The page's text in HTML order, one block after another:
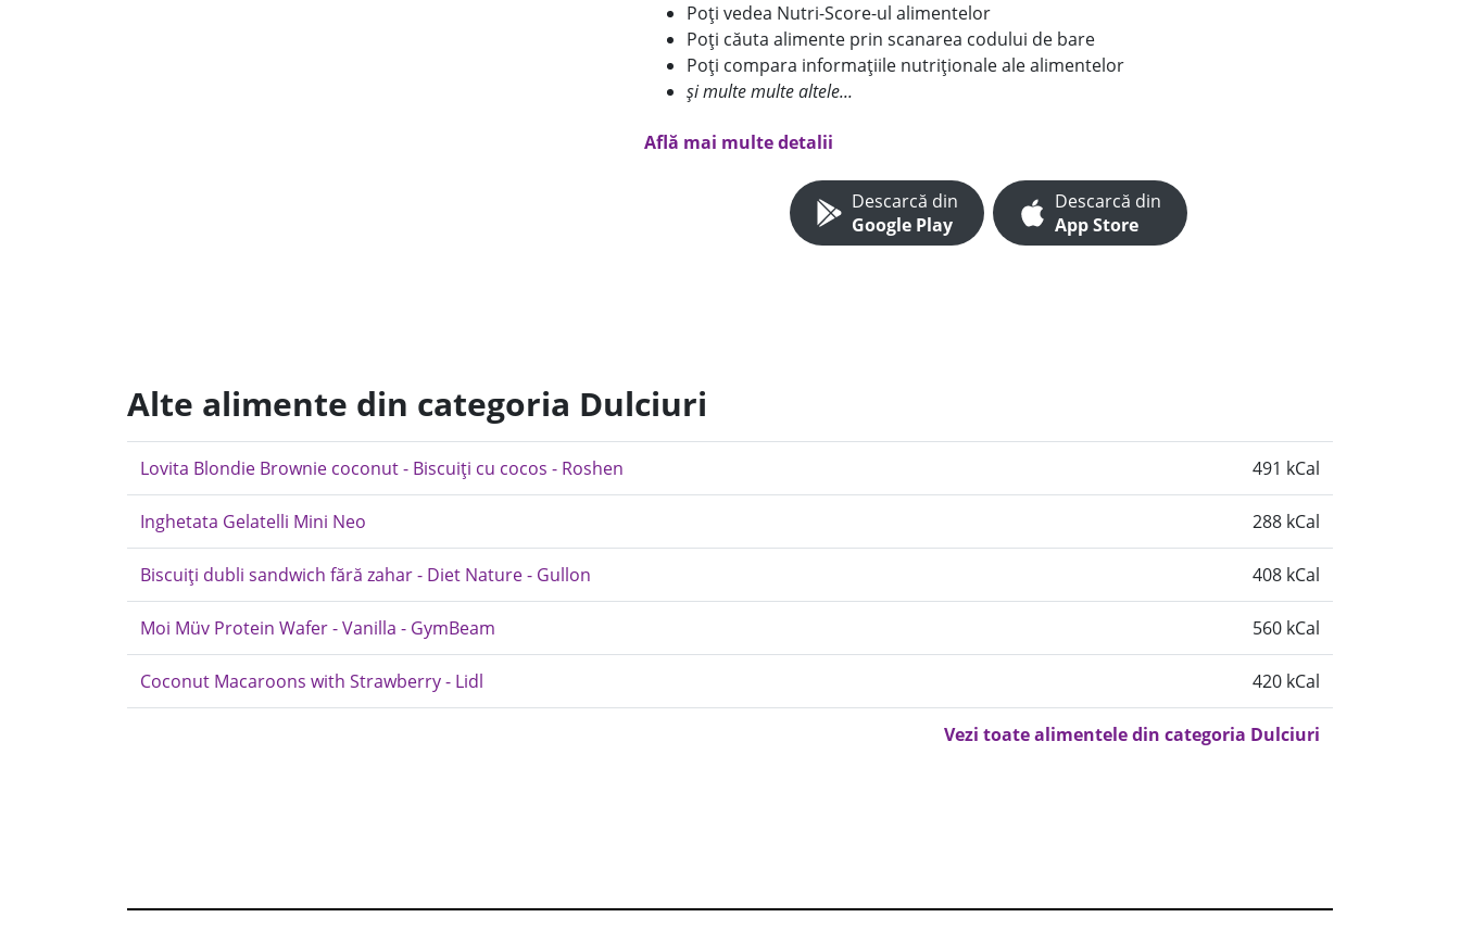
Poți vedea Nutri-Score-ul alimentelor
Poți căuta alimente prin scanarea codului de bare
Poți compara informațiile nutriționale ale alimentelor
și multe multe altele...
Află mai multe detalii
Descarcă din
Google Play
Descarcă din
App Store
Alte alimente din categoria Dulciuri
Lovita Blondie Brownie coconut - Biscuiți cu cocos - Roshen 491 kCal
Inghetata Gelatelli Mini Neo 288 kCal
Biscuiți dubli sandwich fără zahar - Diet Nature - Gullon 408 kCal
Moi Müv Protein Wafer - Vanilla - GymBeam 560 kCal
Coconut Macaroons with Strawberry - Lidl 420 kCal
Vezi toate alimentele din categoria Dulciuri